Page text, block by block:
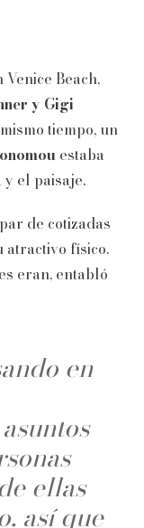
Beach,
y Gigi
tiempo, un
estaba
el paisaje.
de cotizadas
atractivo físico.
eran, entabló
en
ellas
así que